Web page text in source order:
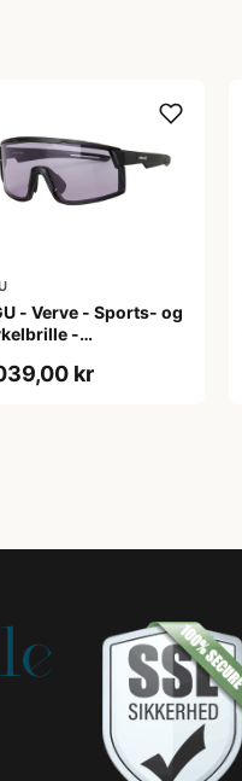
- Verve - Sports- og
-
kr